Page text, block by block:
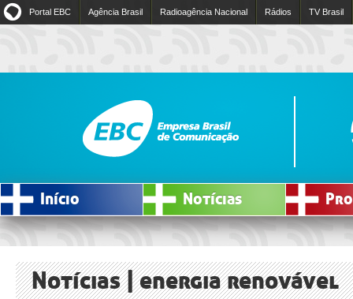
Portal EBC Agência Brasil Radioagência Nacional Rádios TV Brasil
Início Notícias
Notícias | energia renovável